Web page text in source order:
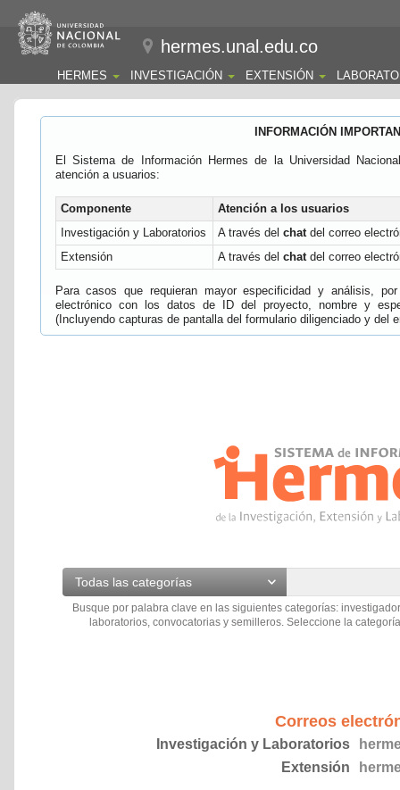
hermes.unal.edu.co
HERMES INVESTIGACIÓN EXTENSIÓN
INFORMACIÓN
El Sistema de Información Hermes de la Universidad
atención a usuarios:
Componente
Atención a los usuarios
Investigación y Laboratorios
A través del chatdel correo
Extensión
A través del chatdel correo
Para casos que requieran mayor especificidad y análisis,
electrónico con los datos de ID del proyecto, nombre y
(Incluyendo capturas de pantalla del formulario diligenciado y del
Todas las categorías
Busque por palabra clave en las siguientes categorías:
laboratorios, convocatorias y semilleros. Seleccione la
Correos
Investigación y Laboratorios
Extensión